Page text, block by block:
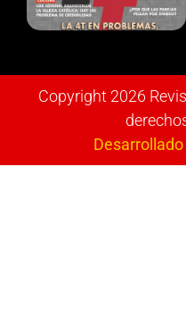
Copyright 2026